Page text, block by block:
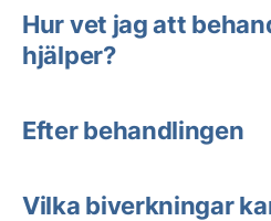
Hur vet jag att
hjälper?
Efter behandlingen
Vilka biverkningar